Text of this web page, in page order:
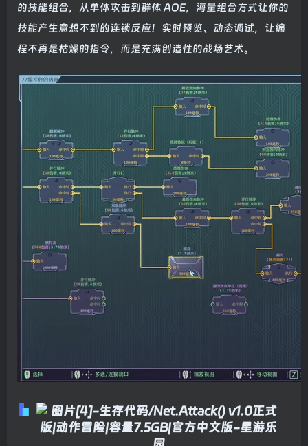
的技能组合，从单体攻击到群体 AOE，海量组合方式让你的
技能产生意想不到的连锁反应！实时预览、动态调试，让编
程不再是枯燥的指令，而是充满创造性的战场艺术。